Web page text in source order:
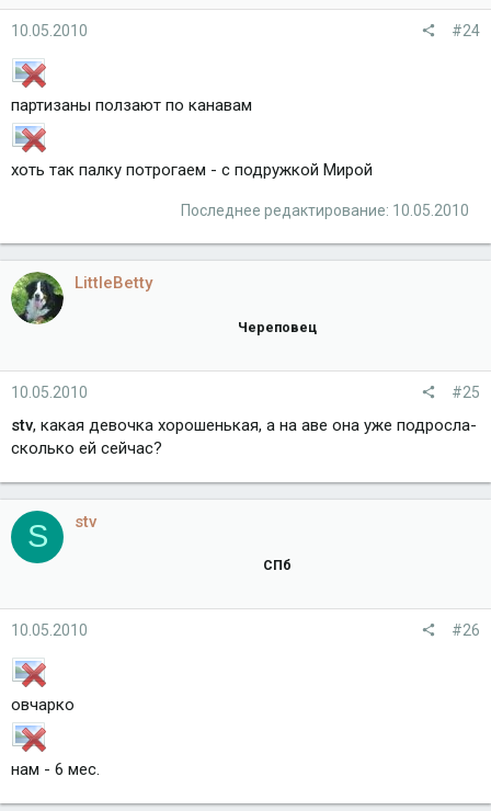
10.05.2010 #24
партизаны ползают по канавам
хоть так палку потрогаем - с подружкой Мирой
Последнее редактирование: 10.05.2010
LittleBetty
Череповец
10.05.2010 #25
stv, какая девочка хорошенькая, а на аве она уже подросла-
сколько ей сейчас?
S stv
СПб
10.05.2010 #26
овчарко
нам - 6 мес.